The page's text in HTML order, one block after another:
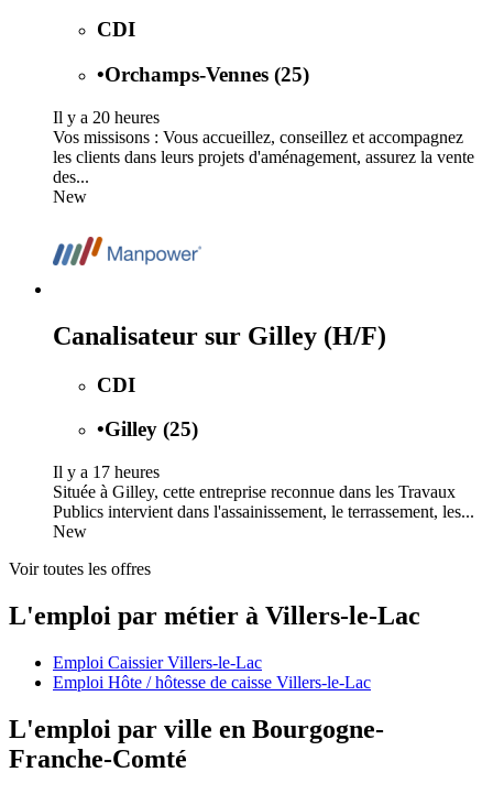
CDI
•Orchamps-Vennes (25)
Il y a 20 heures
Vos missisons : Vous accueillez, conseillez et accompagnez
les clients dans leurs projets d'aménagement, assurez la vente
des...
New
Canalisateur sur Gilley (H/F)
CDI
•Gilley (25)
Il y a 17 heures
Située à Gilley, cette entreprise reconnue dans les Travaux
Publics intervient dans l'assainissement, le terrassement, les...
New
Voir toutes les offres
L'emploi par métier à Villers-le-Lac
Emploi Caissier Villers-le-Lac
Emploi Hôte / hôtesse de caisse Villers-le-Lac
L'emploi par ville en Bourgogne-
Franche-Comté